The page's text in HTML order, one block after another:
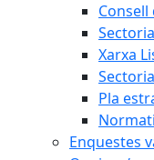
Xarxa
Pla
Enquestes